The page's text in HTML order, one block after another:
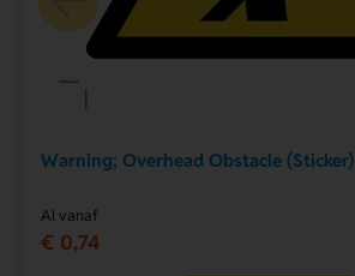
Warning; Overhead Obstacle (Sticker)
Al vanaf
€ 0,74